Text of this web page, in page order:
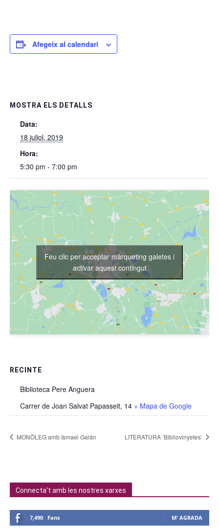
Afegeix al calendari
MOSTRA ELS DETALLS
Data:
18 juliol, 2019
Hora:
5:30 pm - 7:00 pm
RECINTE
Biblioteca Pere Anguera
Carrer de Joan Salvat Papasseit, 14 + Mapa de Google
Feu clic per acceptar màrqueting galetes i
activar aquest contingut
MONÒLEG amb Ismael Galán LITERATURA ‘Bibliovinyetes’
Connecta't amb les nostres xarxes
7,490 Fans M' AGRADA